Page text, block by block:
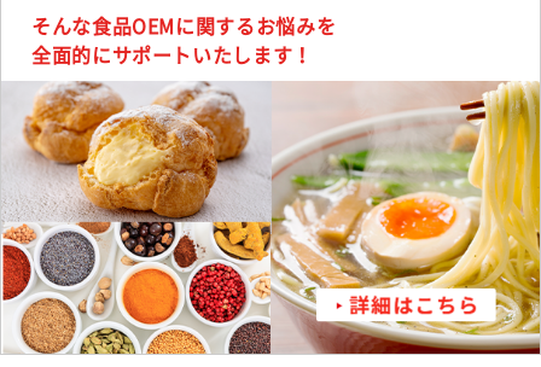
そんな食品OEMに関するお悩みを
全面的にサポートいたします！